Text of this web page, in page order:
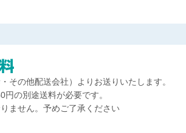
その他配送会社）よりお送りいたします。
の別途送料が必要です。
ません。予めご了承ください